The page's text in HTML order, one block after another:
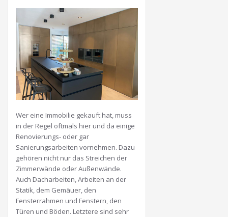
Wer eine Immobilie gekauft hat, muss
in der Regel oftmals hier und da einige
Renovierungs- oder gar
Sanierungsarbeiten vornehmen. Dazu
gehören nicht nur das Streichen der
Zimmerwände oder Außenwände.
Auch Dacharbeiten, Arbeiten an der
Statik, dem Gemäuer, den
Fensterrahmen und Fenstern, den
Türen und Böden. Letztere sind sehr